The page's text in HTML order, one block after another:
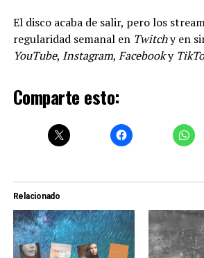
El disco acaba de salir, pero los
regularidad semanal en Twitchy en
YouTube, Instagram, Facebooky
Comparte esto:
Relacionado